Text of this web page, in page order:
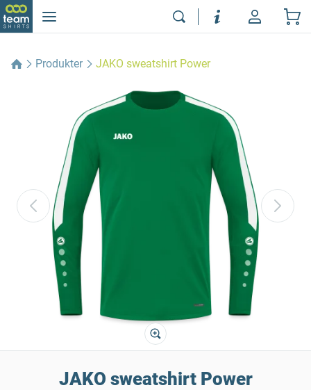
Produkter JAKO sweatshirt Power
JAKO sweatshirt Power